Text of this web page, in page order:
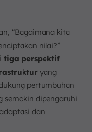
“Bagaimana kita
nilai?”
tiga perspektif
yang
pertumbuhan
semakin dipengaruhi
dan